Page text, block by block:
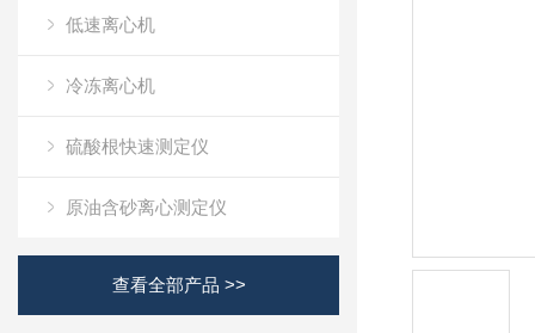
低速离心机
冷冻离心机
硫酸根快速测定仪
原油含砂离心测定仪
查看全部产品 >>